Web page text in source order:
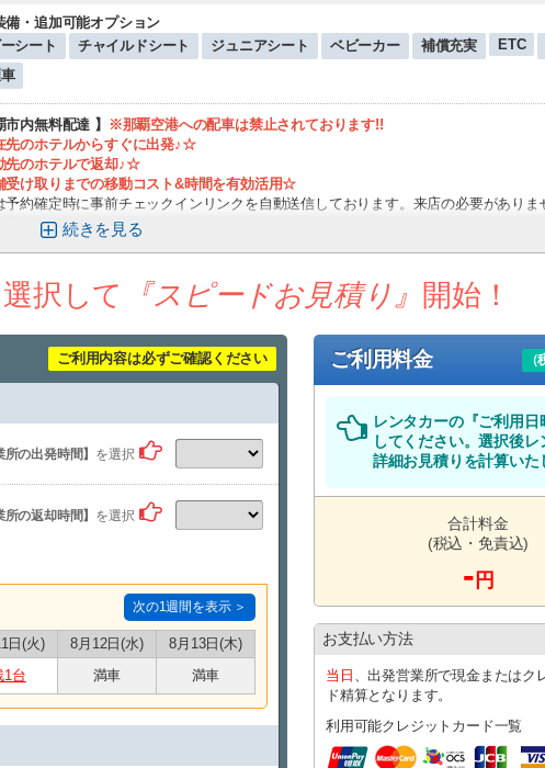
備・追加可能オプション
シート
チャイルドシート ジュニアシート ベビーカー 補償充実 ETC
市内無料配達 】
※那覇空港への配車は禁止されております!!
のホテルからすぐに出発♪☆
のホテルで返却♪☆
け取りまでの移動コスト&時間を有効活用☆
予約確定時に事前チェックインリンクを自動送信しております。来店の必要がありま
取ってから出発までスムーズです(^ ^)
入りと同時にレンタカーを借りたい方】
が指定した場所へレンタカーをお持ちします!!
先のホテルへ車両をお持ちしチェックアウトと同時に出発!!
返却方法
ードにて車両を返却後スタッフにて那覇空港まで送迎いたします!!
先のホテルへ車両の回収に伺います!!
続きを
択して 『スピードお見積り』 開始！
ご利用内容は必ずご確認ください
所の出発時間】 を選択
所の返却時間】 を選択
次の1週間を表示 ＞
日(火) 8月12日(水)
8月13日(木)
1台 満車 満車
ご利用料金
レンタカーの『ご利用日
してください。選択後レ
詳細お見積りを計算いた
合計料金
(税込・免責込)
- 円
お支払い方法
当日 、出発営業所で現金またはク
ド精算となります。
利用可能クレジットカード一覧